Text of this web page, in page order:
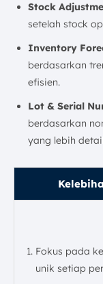
Stock
setelah stock
Inventory
berdasarkan
efisien.
Lot & Serial
berdasarkan
yang lebih
Fokus pada
unik setiap